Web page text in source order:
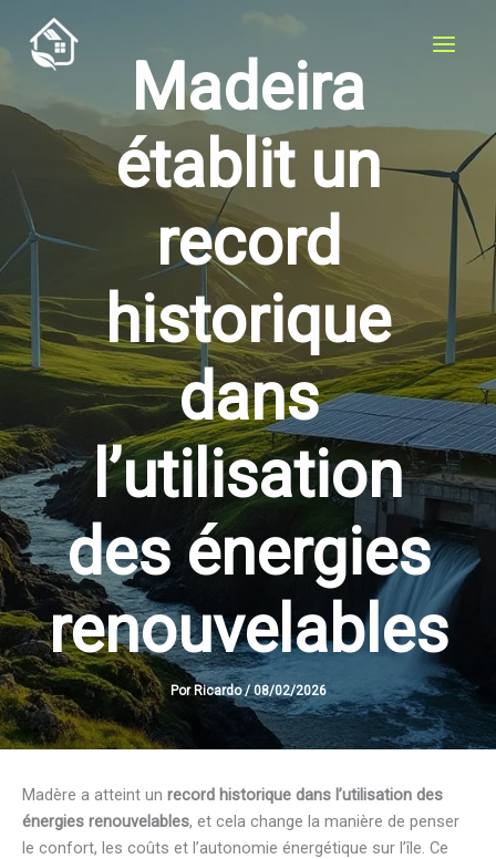
contenu
Madeira
établit un
record
historique
dans
l’utilisation
des énergies
renouvelables
Por Ricardo/08/02/2026
Madère a atteint un record historique dans l’utilisation des
énergies renouvelables, et cela change la manière de penser
le confort, les coûts et l’autonomie énergétique sur l’île. Ce